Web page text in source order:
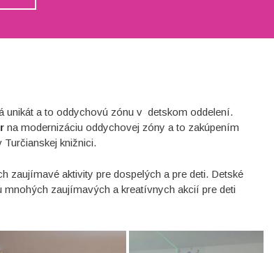
unikát a to oddychovú zónu v detskom oddelení.
na modernizáciu oddychovej zóny a to zakúpením
knižnici.
zaujímavé aktivity pre dospelých a pre deti. Detské
zaujímavých a kreatívnych akcií pre deti